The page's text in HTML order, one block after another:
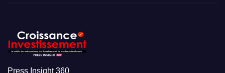
Press Insight 360